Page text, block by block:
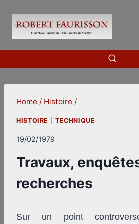
content
Home / Histoire /
HISTOIRE TECHNIQUE
19/02/1979
Travaux,
recherches
Sur un point